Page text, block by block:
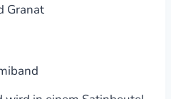
Granat